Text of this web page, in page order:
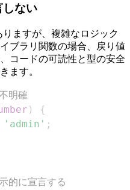
しない
りますが、複雑なロジック
ブラリ関数の場合、戻り値
コードの可読性と型の安全
ます。
明確
)
{
'admin' ;
的に宣言する